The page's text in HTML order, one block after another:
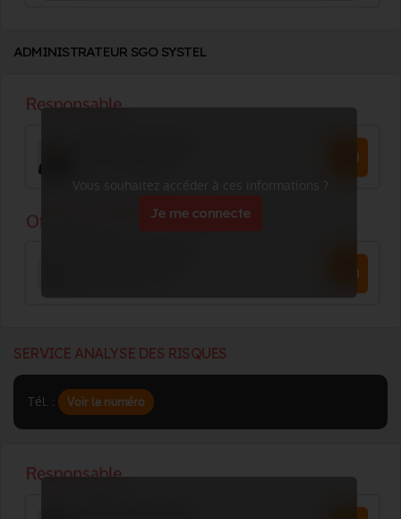
ADMINISTRATEUR SGO SYSTEL
Vous souhaitez accéder à ces informations ?
Je me connecte
SERVICE ANALYSE DES RISQUES
Tél. : Voir le numéro